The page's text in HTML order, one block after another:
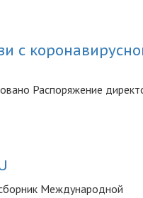
с
Распоряжение
Международной